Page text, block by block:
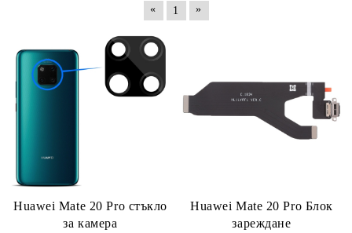
« 1 »
Huawei Mate 20 Pro стъкло
за камера
Huawei Mate 20 Pro Блок
зареждане